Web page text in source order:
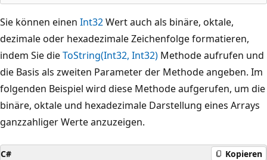
Sie können einen Int32Wert auch als binäre, oktale,
dezimale oder hexadezimale Zeichenfolge formatieren,
indem Sie dieToString(Int32, Int32) Methode aufrufen und
die Basis als zweiten Parameter der Methode angeben. Im
folgenden Beispiel wird diese Methode aufgerufen, um die
binäre, oktale und hexadezimale Darstellung eines Arrays
ganzzahliger Werte anzuzeigen.
C# Kopieren